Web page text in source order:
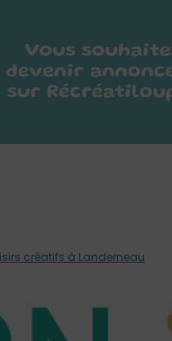
créatifs à Landerneau